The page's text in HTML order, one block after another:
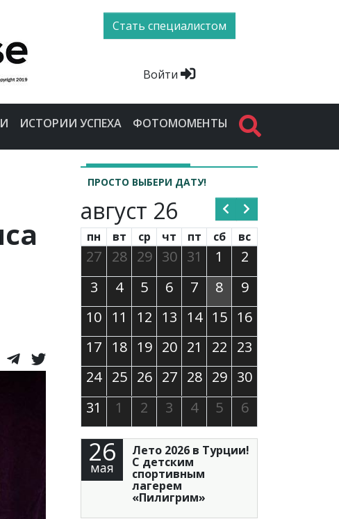
Стать специалистом
Войти
ИСТОРИИ УСПЕХА ФОТОМОМЕНТЫ
ПРОСТО ВЫБЕРИ ДАТУ!
август 26
пн вт ср чт пт сб вс
27 28 29 30 31 1
2
3
4 5 6 7 8
9
10 11 12 13 14 15 16
17 18 19 20 21 22 23
24 25 26 27 28 29 30
31
1 2 3 4 5 6
26
мая
Лето 2026 в Турции!
С детским
спортивным
лагерем
«Пилигрим»